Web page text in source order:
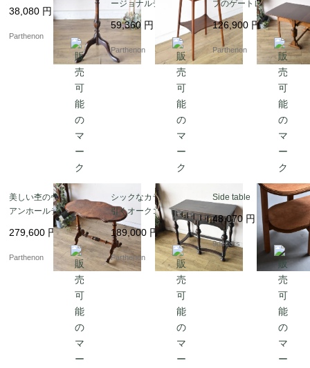
38,080 円
Parthenon
ージョナルテーブル
59,360 円
Parthenon
プのゲートレッグテー
ブル 【t175】
126,900 円
Parthenon
美しい杢のヴィクトリ
アンホールテーブル【t
279,600 円
Parthenon
シックなカラーが目を
引くオークコンソール
テーブル【t8】
189,000 円
Parthenon
Side table
48,070 円
9decors